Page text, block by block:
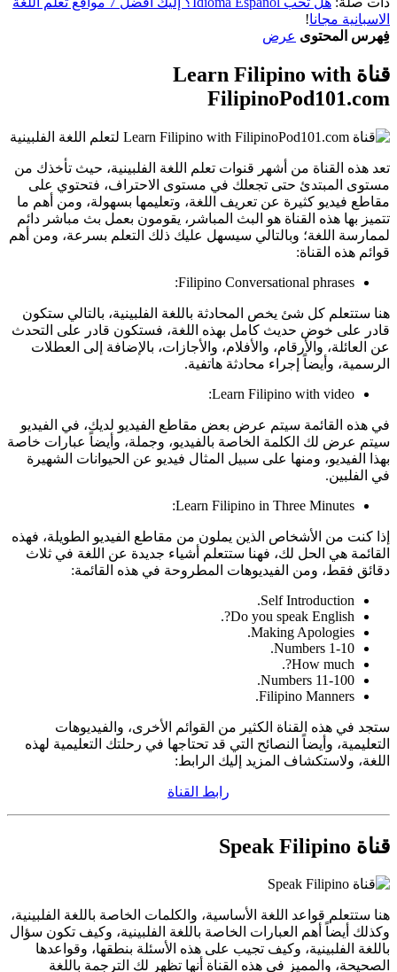
الاسبانية مجانا!
فِهرس المحتوى عرض
قناة Learn Filipino with
FilipinoPod101.com
تعد هذه القناة من أشهر قنوات تعلم اللغة الفلبينية، حيث تأخذك من
مستوى المبتدئ حتى تجعلك في مستوى الاحتراف، فتحتوي على
مقاطع فيديو كثيرة عن تعريف اللغة، وتعليمها بسهولة، ومن أهم ما
تتميز بها هذه القناة هو البث المباشر، يقومون بعمل بث مباشر دائم
لممارسة اللغة؛ وبالتالي سيسهل عليك ذلك التعلم بسرعة، ومن أهم
قوائم هذه القناة:
Filipino Conversational phrases:
هنا ستتعلم كل شئ يخص المحادثة باللغة الفلبينية، بالتالي ستكون
قادر على خوض حديث كامل بهذه اللغة، فستكون قادر على التحدث
عن العائلة، والأرقام، والأفلام، والأجازات، بالإضافة إلى العطلات
الرسمية، وأيضاً إجراء محادثة هاتفية.
Learn Filipino with video:
في هذه القائمة سيتم عرض بعض مقاطع الفيديو لديك، في الفيديو
سيتم عرض لك الكلمة الخاصة بالفيديو، وجملة، وأيضاً عبارات خاصة
بهذا الفيديو، ومنها على سبيل المثال فيديو عن الحيوانات الشهيرة
في الفلبين.
Learn Filipino in Three Minutes:
إذا كنت من الأشخاص الذين يملون من مقاطع الفيديو الطويلة، فهذه
القائمة هي الحل لك، فهنا ستتعلم أشياء جديدة عن اللغة في ثلاث
دقائق فقط، ومن الفيديوهات المطروحة في هذه القائمة:
Self Introduction.
Do you speak English?.
Making Apologies.
Numbers 1-10.
How much?.
Numbers 11-100.
Filipino Manners.
ستجد في هذه القناة الكثير من القوائم الأخرى، والفيديوهات
التعليمية، وأيضاً النصائح التي قد تحتاجها في رحلتك التعليمية لهذه
اللغة، ولاستكشاف المزيد إليك الرابط:
رابط القناة
قناة Speak Filipino
هنا ستتعلم قواعد اللغة الأساسية، والكلمات الخاصة باللغة الفلبينية،
وكذلك أيضاً أهم العبارات الخاصة باللغة الفلبينية، وكيف تكون سؤال
باللغة الفلبينية، وكيف تجيب على هذه الأسئلة بنطقها، وقواعدها
الصحيحة، والمميز في هذه القناة أنها تظهر لك الترجمة باللغة